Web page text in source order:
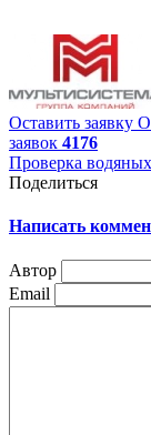
Оставить заявку
заявок 4176
Проверка
Поделиться
Написать
Автор
Email